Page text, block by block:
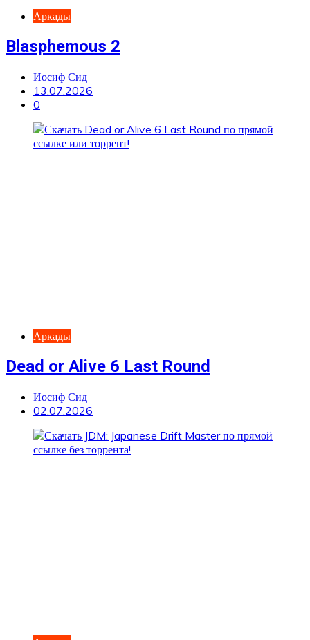
Аркады
Blasphemous 2
Иосиф Сид
13.07.2026
0
Аркады
Dead or Alive 6 Last Round
Иосиф Сид
02.07.2026